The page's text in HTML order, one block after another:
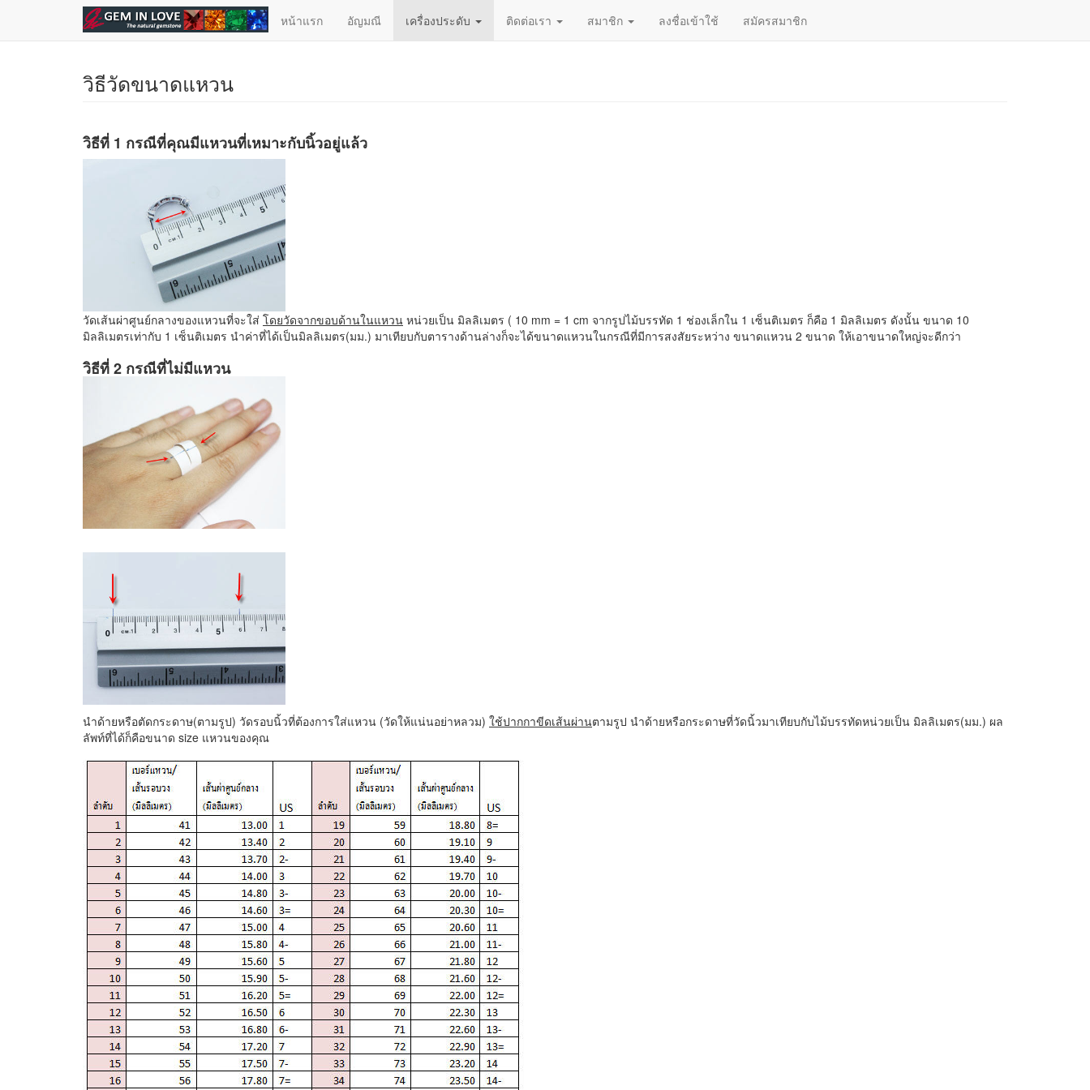
ข้ามไปยังเนื้อหาหลัก
หน้าแรก อัญมณี เครื่องประดับ ติดต่อเรา สมาชิก ลงชื่อเข้าใช้ สมัครสมาชิก
วิธีวัดขนาดแหวน
วิธีที่ 1 กรณีที่คุณมีแหวนที่เหมาะกับนิ้วอยู่แล้ว
วัดเส้นผ่าศูนย์กลางของแหวนที่จะใส่ โดยวัดจากขอบด้านในแหวน หน่วยเป็น มิลลิเมตร ( 10 mm = 1 cm จากรูปไม้บรรทัด 1 ช่องเล็กใน 1 เซ็นติเมตร ก็คือ 1 มิลลิเมตร ดังนั้น ขนาด 10
มิลลิเมตรเท่ากับ 1 เซ็นติเมตร นำค่าที่ได้เป็นมิลลิเมตร(มม.) มาเทียบกับตารางด้านล่างก็จะได้ขนาดแหวนในกรณีที่มีการสงสัยระหว่าง ขนาดแหวน 2 ขนาด ให้เอาขนาดใหญ่จะดีกว่า
วิธีที่ 2 กรณีที่ไม่มีแหวน
นำด้ายหรือตัดกระดาษ(ตามรูป) วัดรอบนิ้วที่ต้องการใส่แหวน (วัดให้แน่นอย่าหลวม) ใช้ปากกาขีดเส้นผ่านตามรูป นำด้ายหรือกระดาษที่วัดนิ้วมาเทียบกับไม้บรรทัดหน่วยเป็น มิลลิเมตร(มม.) ผล
ลัพท์ที่ได้ก็คือขนาด size แหวนของคุณ